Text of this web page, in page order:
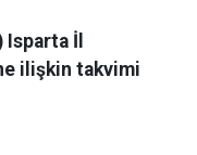
İl
ilişkin takvimi